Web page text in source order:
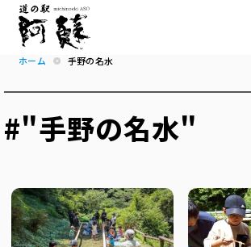
ホーム 手野の名水
#"手野の名水"